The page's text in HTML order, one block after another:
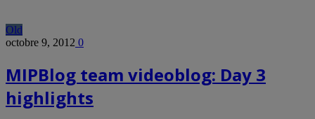
Old
octobre 9, 2012 0
MIPBlog team videoblog: Day 3
highlights